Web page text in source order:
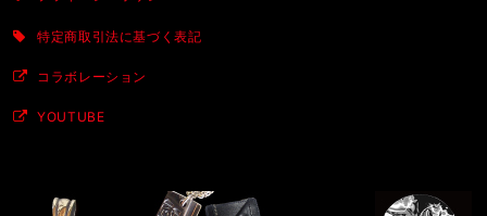
特定商取引法に基づく表記
コラボレーション
YOUTUBE